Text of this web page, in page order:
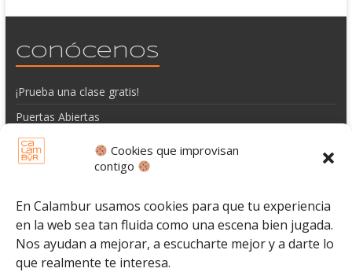
Cookies que improvisan
contigo
En Calambur usamos cookies para que tu experiencia
en la web sea tan fluida como una escena bien jugada.
Nos ayudan a mejorar, a escucharte mejor y a darte lo
que realmente te interesa.
Conócenos
¡Prueba una clase gratis!
Puertas Abiertas
Escuela
Espectáculos
Promociones
Contacto